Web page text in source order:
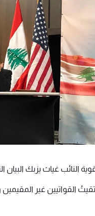
غياث يزبك البيان
القواتيين غير المقيمين